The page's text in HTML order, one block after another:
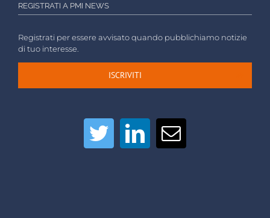
REGISTRATI A PMI NEWS
Registrati per essere avvisato quando pubblichiamo notizie
di tuo interesse.
ISCRIVITI